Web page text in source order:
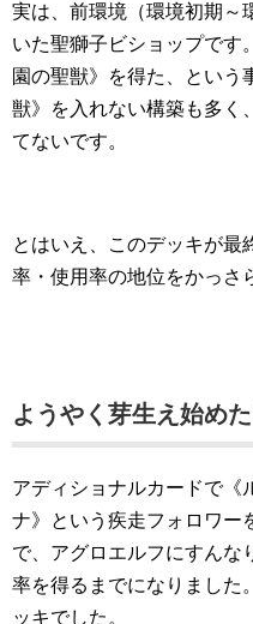
実は、前環境（環境初期～
いた聖獅子ビショップです
園の聖獣》を得た、という
獣》を入れない構築も多く
てないです。
とはいえ、このデッキが最
率・使用率の地位をかっさ
ようやく芽生え始め
アディショナルカードで《
ナ》という疾走フォロワー
で、アグロエルフにすんな
率を得るまでになりました
ッキでした。